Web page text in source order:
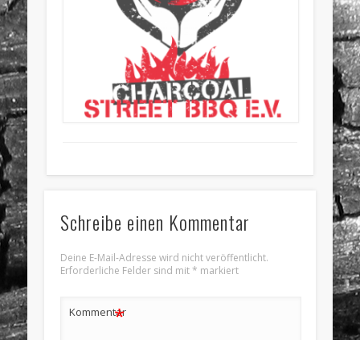
Schreibe einen Kommentar
Deine E-Mail-Adresse wird nicht veröffentlicht.
Erforderliche Felder sind mit* markiert
Kommentar
*